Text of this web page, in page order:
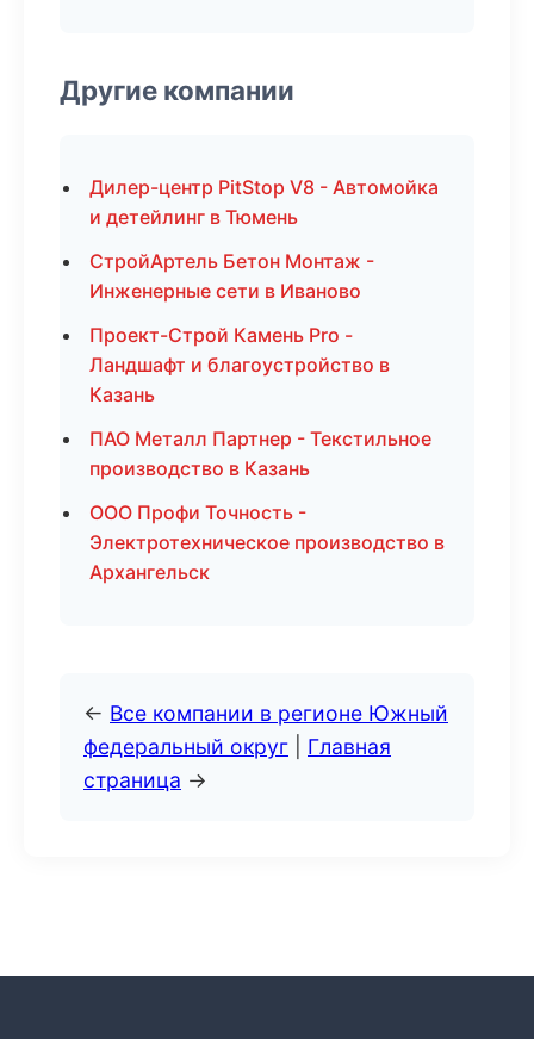
Другие компании
Дилер-центр PitStop V8 - Автомойка
и детейлинг в Тюмень
СтройАртель Бетон Монтаж -
Инженерные сети в Иваново
Проект-Строй Камень Pro -
Ландшафт и благоустройство в
Казань
ПАО Металл Партнер - Текстильное
производство в Казань
ООО Профи Точность -
Электротехническое производство в
Архангельск
← Все компании в регионе Южный
федеральный округ
Главная
страница →